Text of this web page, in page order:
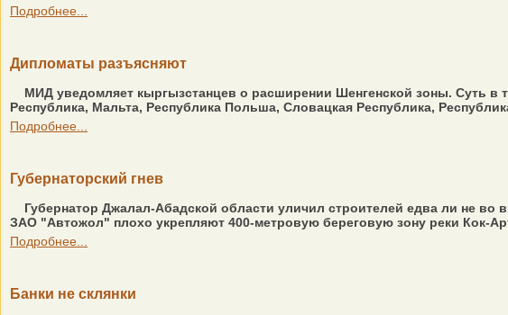
Подробнее...
Дипломаты разъясняют
МИД уведомляет кыргызстанцев о расширении Шенгенской зоны. Суть в
Республика, Мальта, Республика Польша, Словацкая Республика,
Подробнее...
Губернаторский гнев
Губернатор Джалал-Абадской области уличил строителей едва ли не
ЗАО "Автожол" плохо укрепляют 400-метровую береговую зону реки Кок-
Подробнее...
Банки не склянки